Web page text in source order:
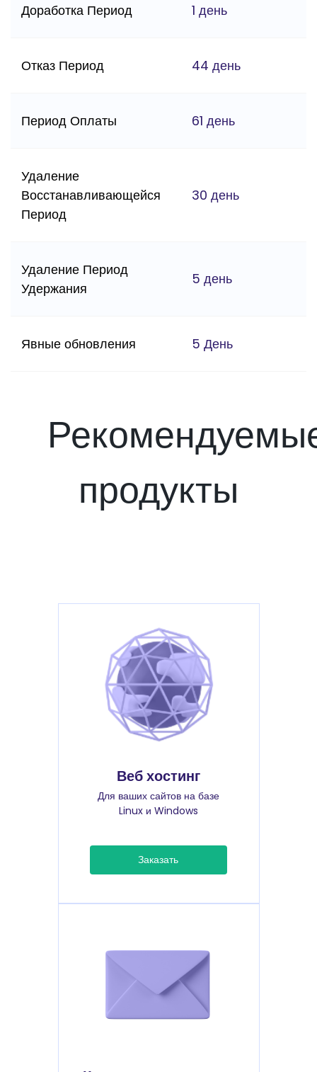
Доработка Период 1 день
Отказ Период 44 день
Период Оплаты 61 день
Удаление
Восстанавливающейся
Период
30 день
Удаление Период
Удержания
5 день
Явные обновления 5 День
продукты
Веб хостинг
Для ваших сайтов на базе
Linux и Windows
Заказать